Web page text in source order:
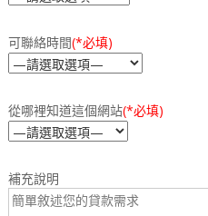
可聯絡時間(*必填)
從哪裡知道這個網站(*必填)
補充說明